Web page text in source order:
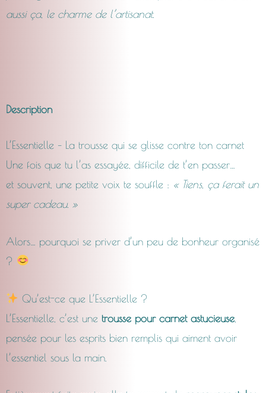
aussi ça, le charme de l’artisanat.
Description
L’Essentielle – La trousse qui se glisse contre ton carnet
Une fois que tu l’as essayée, difficile de t’en passer…
et souvent, une petite voix te souffle : « Tiens, ça ferait un
super cadeau. »
Alors… pourquoi se priver d’un peu de bonheur organisé
?
Qu’est-ce que L’Essentielle ?
L’Essentielle, c’est une trousse pour carnet astucieuse
pensée pour les esprits bien remplis qui aiment avoir
l’essentiel sous la main.